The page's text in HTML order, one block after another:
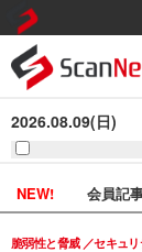
2026.08.09(日)
NEW! 会員記
脆弱性と脅威 セキュ